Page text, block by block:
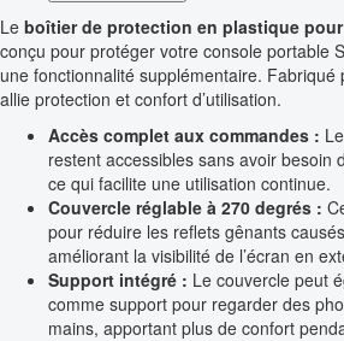
Le boîtier de protection en plastique pour
conçu pour protéger votre console portable
une fonctionnalité supplémentaire. Fabriqué
allie protection et confort d’utilisation.
Accès complet aux commandes :
restent accessibles sans avoir besoin
ce qui facilite une utilisation continue.
Couvercle réglable à 270 degrés :
pour réduire les reflets gênants
améliorant la visibilité de l’écran en
Support intégré : Le couvercle peut
comme support pour regarder des
mains, apportant plus de confort